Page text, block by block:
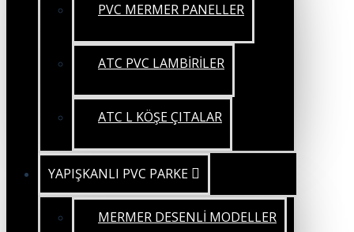
PVC MERMER PANELLER
ATC PVC LAMBİRİLER
ATC L KÖŞE ÇITALAR
YAPIŞKANLI PVC PARKE
MERMER DESENLİ MODELLER